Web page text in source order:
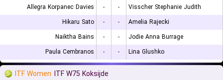
Allegra Korpanec Davies
- -
Visscher Stephanie Judith
Hikaru Sato
- -
Amelia Rajecki
Naiktha Bains
- -
Jodie Anna Burrage
Paula Cembranos
- - Lina Glushko
ITF Women ITF W75 Koksijde